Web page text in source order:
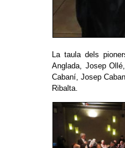
La taula dels
Anglada, Josep
Cabaní, Josep
Ribalta.